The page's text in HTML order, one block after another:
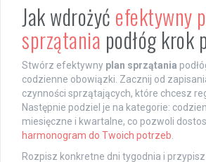
Jak wdrożyć efektywny
sprzątania podłóg krok
Stwórz efektywny plan sprzątania
codzienne obowiązki. Zacznij od
czynności sprzątających, które chcesz
Następnie podziel je na kategorie:
miesięczne i kwartalne, co pozwoli
harmonogram do Twoich potrzeb.
Rozpisz konkretne dni tygodnia i